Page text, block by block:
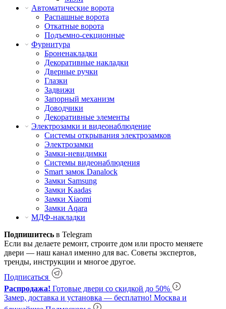
Автоматические ворота
Распашные ворота
Откатные ворота
Подъемно-секционные
Фурнитура
Броненакладки
Декоративные накладки
Дверные ручки
Глазки
Задвижи
Запорный механизм
Доводчики
Декоративные элементы
Электрозамки и видеонаблюдение
Системы открывания электрозамков
Электрозамки
Замки-невидимки
Системы видеонаблюдения
Smart замок Danalock
Замки Samsung
Замки Kaadas
Замки Xiaomi
Замки Aqara
МДФ-накладки
Подпишитесь в Telegram
Если вы делаете ремонт, строите дом или просто меняете
двери — наш канал именно для вас. Советы экспертов,
тренды, инструкции и многое другое.
Подписаться
Распродажа! Готовые двери со скидкой до 50%
Замер, доставка и установка — бесплатно! Москва и